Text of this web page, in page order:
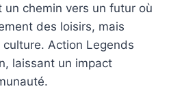
un chemin vers un futur où
des loisirs, mais
Action Legends
laissant un impact